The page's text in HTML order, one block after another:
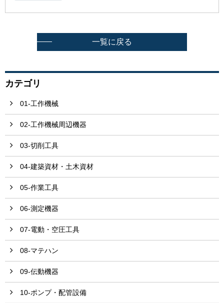
カテゴリ
01-工作機械
02-工作機械周辺機器
03-切削工具
04-建築資材・土木資材
05-作業工具
06-測定機器
07-電動・空圧工具
08-マテハン
09-伝動機器
10-ポンプ・配管設備
一覧に戻る